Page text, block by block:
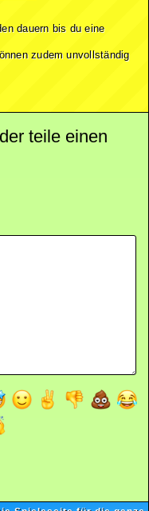
dauern bis du eine
zudem unvollständig
teile einen